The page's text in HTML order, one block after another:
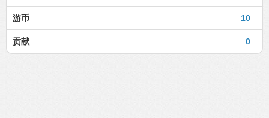
10
游币
0
贡献